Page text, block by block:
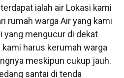
ialah air Lokasi kami
rumah warga Air yang kami
yang mengucur di dekat
harus kerumah warga
meskipun cukup jauh.
santai di tenda